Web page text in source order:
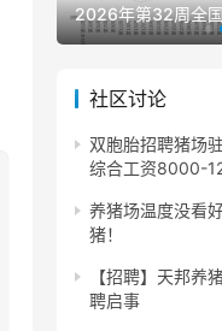
2026年第32周全
社区讨论
双胞胎招聘猪场
综合工资8000-
养猪场温度没看
猪！​
【招聘】天邦养
聘启事